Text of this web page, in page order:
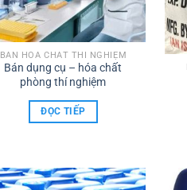
BÁN HÓA CHẤT THÍ NGHIỆM
Bán dụng cụ – hóa chất
phòng thí nghiệm
ĐỌC TIẾP